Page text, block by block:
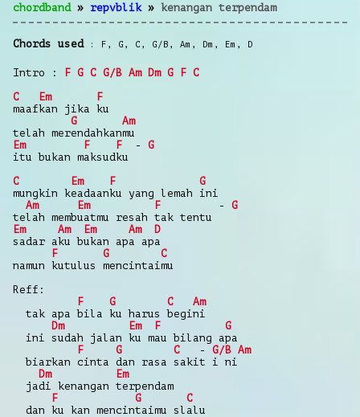
chordband» repvblik» kenangan terpendam
Chords used F , G , C , G/B , Am , Dm , Em , D
Intro : F G C G/B Am Dm G F C
C
Em
F
maafkan jika ku
G
Am
telah merendahkanmu
Em
F F - G
itu bukan maksudku
C
Em F
G
mungkin keadaanku yang lemah ini
Am
Em F - G
telah membuatmu resah tak tentu
Em
Am Em Am
D
sadar aku bukan apa apa
F
G
C
namun kutulus mencintaimu
Reff:
F
G C
Am
tak apa bila ku harus begini
Dm
Em F
G
ini sudah jalan ku mau bilang apa
F
G C - G/B Am
biarkan cinta dan rasa sakit i ni
Dm
Em
jadi kenangan terpendam
F
G
C
dan ku kan mencintaimu slalu